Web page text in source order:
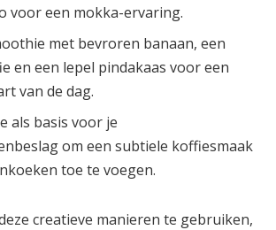
voor een mokka-ervaring.
met bevroren banaan, een
en een lepel pindakaas voor een
van de dag.
als basis voor je
om een subtiele koffiesmaak
toe te voegen.
creatieve manieren te gebruiken,